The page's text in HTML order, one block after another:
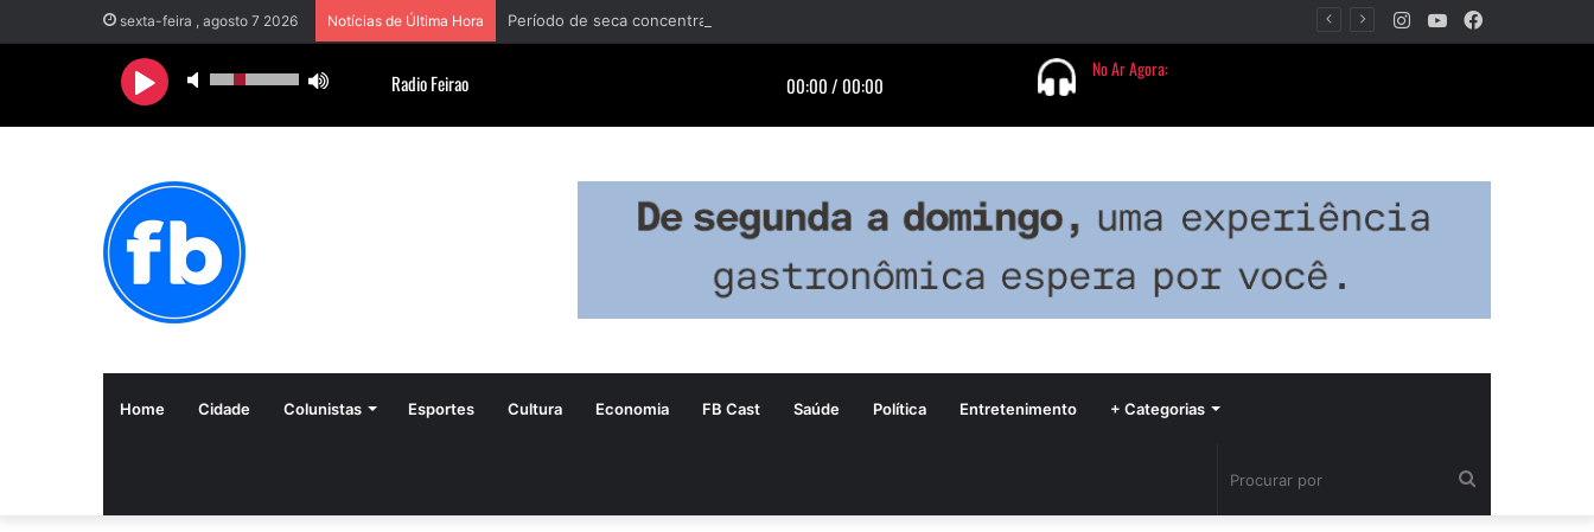
sexta-feira , agosto 7 2026 Notícias de Última Hora YouTube
Instagram
Home Cidade Colunistas Esportes Cultura Economia FB Cast Saúde Política Entretenimento + Categorias